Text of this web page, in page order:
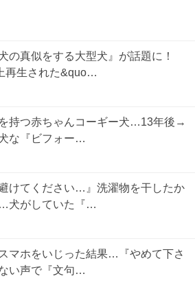
の真似をする大型犬』が話題に！
再生された&quo…
持つ赤ちゃんコーギー犬…13年後→
な『ビフォー…
けてください…』洗濯物を干したか
犬がしていた『…
マホをいじった結果…『やめて下さ
い声で『文句…